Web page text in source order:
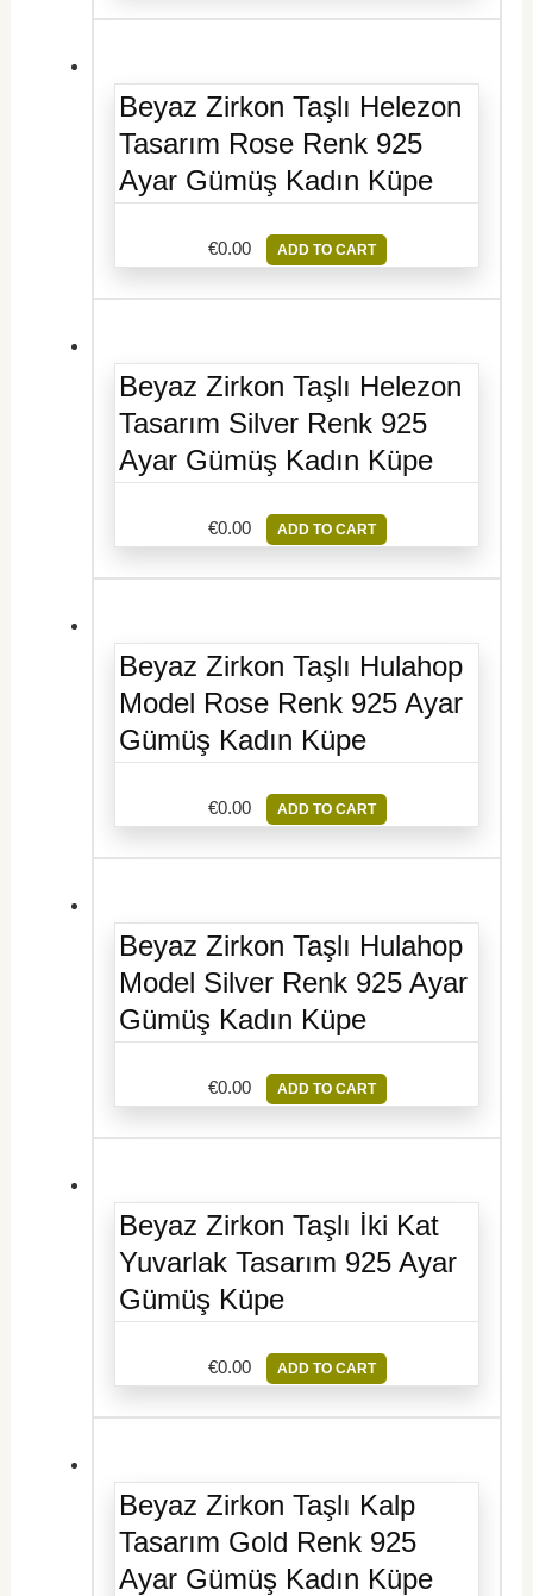
Beyaz Zirkon Taşlı Helezon
Tasarım Rose Renk 925
Ayar Gümüş Kadın Küpe
€0.00 ADD TO CART
Beyaz Zirkon Taşlı Helezon
Tasarım Silver Renk 925
Ayar Gümüş Kadın Küpe
€0.00 ADD TO CART
Beyaz Zirkon Taşlı Hulahop
Model Rose Renk 925 Ayar
Gümüş Kadın Küpe
€0.00 ADD TO CART
Beyaz Zirkon Taşlı Hulahop
Model Silver Renk 925 Ayar
Gümüş Kadın Küpe
€0.00 ADD TO CART
Beyaz Zirkon Taşlı İki Kat
Yuvarlak Tasarım 925 Ayar
Gümüş Küpe
€0.00 ADD TO CART
Beyaz Zirkon Taşlı Kalp
Tasarım Gold Renk 925
Ayar Gümüş Kadın Küpe